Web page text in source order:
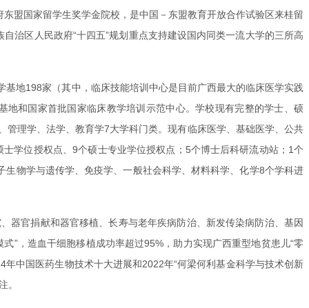
盟国家留学生奖学金院校，是中国－东盟教育开放合作试验区来桂留
治区人民政府“十四五”规划重点支持建设国内同类一流大学的三所高
地198家（其中，临床技能培训中心是目前广西最大的临床医学实践
和国家首批国家临床教学培训示范中心。学校现有完整的学士、硕
理学、法学、教育学7大学科门类。现有临床医学、基础医学、公共
学位授权点、9个硕士专业学位授权点；5个博士后科研流动站；1个
物学与遗传学、免疫学、一般社会科学、材料科学、化学8个学科进
器官捐献和器官移植、长寿与老年疾病防治、新发传染病防治、基因
”，造血干细胞移植成功率超过95%，助力实现广西重型地贫患儿“零
中国医药生物技术十大进展和2022年“何梁何利基金科学与技术创新
。